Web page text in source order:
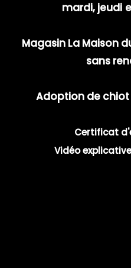
mardi, jeudi
Magasin La Maison
sans
Adoption de chiot
Certificat
Vidéo